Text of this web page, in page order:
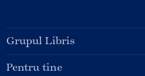
Grupul Libris
Pentru tine